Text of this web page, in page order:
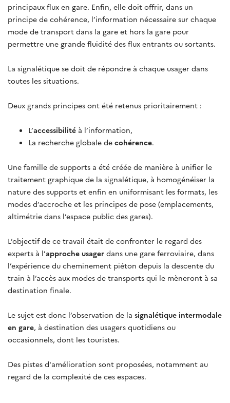
principaux flux en gare. Enfin, elle doit offrir, dans un
principe de cohérence, l’information nécessaire sur chaque
mode de transport dans la gare et hors la gare pour
permettre une grande fluidité des flux entrants ou sortants.
La signalétique se doit de répondre à chaque usager dans
toutes les situations.
Deux grands principes ont été retenus prioritairement :
L’accessibilité à l’information,
La recherche globale de cohérence.
Une famille de supports a été créée de manière à unifier le
traitement graphique de la signalétique, à homogénéiser la
nature des supports et enfin en uniformisant les formats, les
modes d’accroche et les principes de pose (emplacements,
altimétrie dans l’espace public des gares).
L’objectif de ce travail était de confronter le regard des
experts à l’approche usager dans une gare ferroviaire, dans
l’expérience du cheminement piéton depuis la descente du
train à l’accès aux modes de transports qui le mèneront à sa
destination finale.
Le sujet est donc l’observation de la signalétique intermodale
en gare, à destination des usagers quotidiens ou
occasionnels, dont les touristes.
Des pistes d'amélioration sont proposées, notamment au
regard de la complexité de ces espaces.